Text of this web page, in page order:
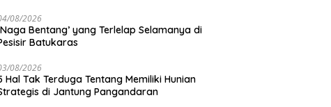
08/2026
Bentang’ yang Terlelap Selamanya di
Batukaras
08/2026
Hal Tak Terduga Tentang Memiliki Hunian
di Jantung Pangandaran